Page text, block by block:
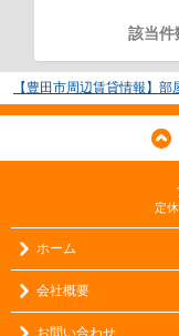
該当
【豊田市周辺賃貸情報】
定
ホーム
会社概要
お問い合わせ